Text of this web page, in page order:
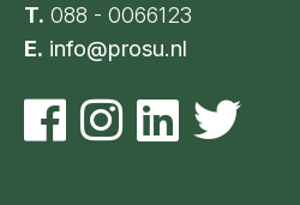
T. 088 - 0066123
E. info@prosu.nl